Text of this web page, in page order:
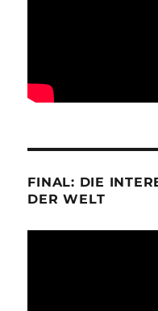
FINAL: DIE
DER WELT